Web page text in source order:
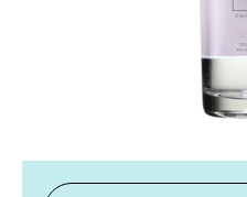
Paramétrer les